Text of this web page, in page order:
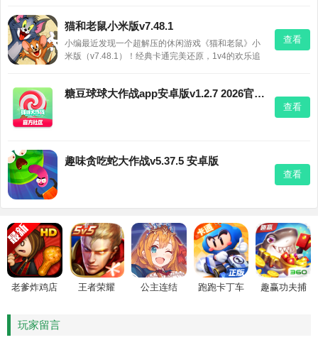
猫和老鼠小米版v7.48.1
小编最近发现一个超解压的休闲游戏《猫和老鼠》小
米版（v7.48.1）！经典卡通完美还原，1v4的欢乐追
儿，操作简单，每局都笑点满满。工作学习累了，随
查看
糖豆球球大作战app安卓版v1.2.7 2026官方中文版
查看
趣味贪吃蛇大作战v5.37.5 安卓版
查看
老爹炸鸡店
王者荣耀 公主连结 跑跑卡丁车
趣赢功夫捕
玩家留言